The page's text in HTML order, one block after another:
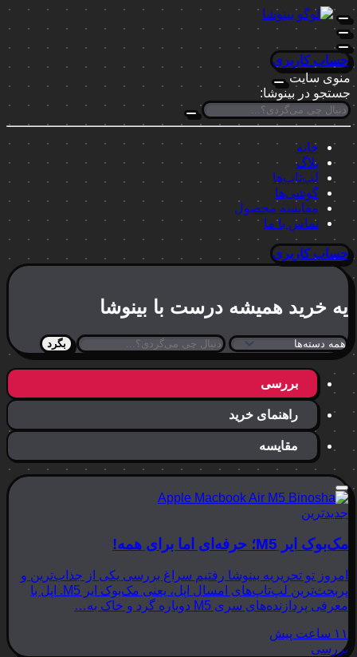
حساب کاربری
منوی سایت
جستجو در بینوشا:
خانه
بلاگ
لپ‌تاپ‌ها
گوشی‌ها
مقایسه محصول
تماس با ما
حساب کاربری
یه خرید همیشه درست با بینوشا
بگرد
بررسی
راهنمای خرید
مقایسه
جدیدترین
مک‌بوک ایر M5؛ حرفه‌ای اما برای همه!
امروز تو تحریریه بینوشا رفتیم سراغ بررسی یکی از جذاب‌ترین و
پربحث‌ترین لپ‌تاپ‌های امسال اپل، یعنی مک‌بوک ایر M5. اپل با
معرفی پردازنده‌های سری M5 دوباره گرد و خاک به…
۱۱ ساعت پیش
بررسی